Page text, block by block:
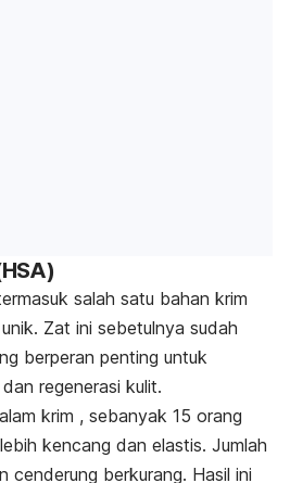
salah satu bahan krim
Zat ini sebetulnya sudah
berperan penting untuk
regenerasi kulit.
krim , sebanyak 15 orang
kencang dan elastis. Jumlah
cenderung berkurang. Hasil ini